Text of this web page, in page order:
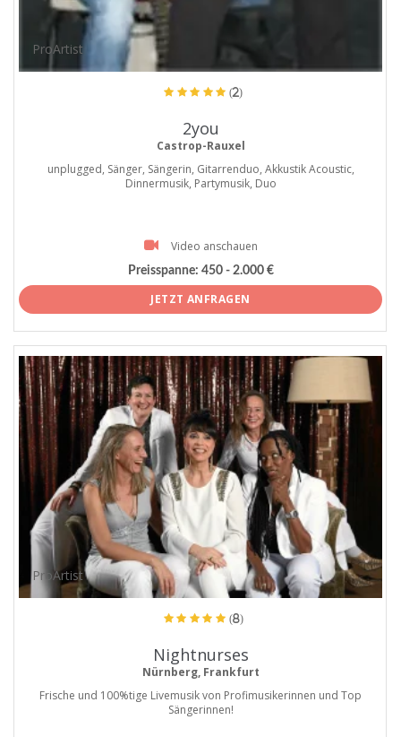
ProArtist
(2)
2you
Castrop-Rauxel
unplugged, Sänger, Sängerin, Gitarrenduo, Akkustik Acoustic,
Dinnermusik, Partymusik, Duo
Video anschauen
Preisspanne: 450 - 2.000 €
JETZT ANFRAGEN
ProArtist
(8)
Nightnurses
Nürnberg, Frankfurt
Frische und 100%tige Livemusik von Profimusikerinnen und Top
Sängerinnen!